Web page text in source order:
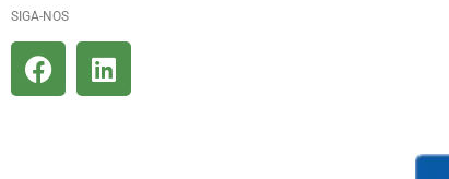
SIGA-NOS